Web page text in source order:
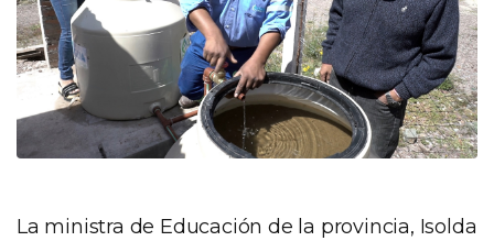
La ministra de Educación de la provincia, Isolda